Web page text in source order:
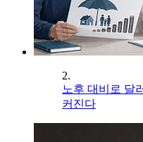
2.
노후 대비로 달
커진다